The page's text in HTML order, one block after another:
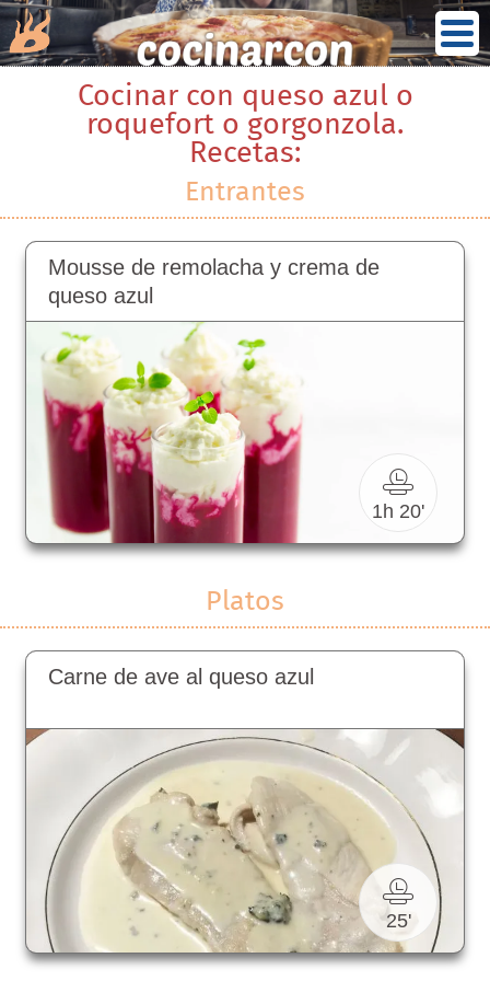
Cocinar con queso azul o
roquefort o gorgonzola.
Recetas:
Entrantes
Mousse de remolacha y crema de
queso azul
1h 20'
Platos
Carne de ave al queso azul
25'